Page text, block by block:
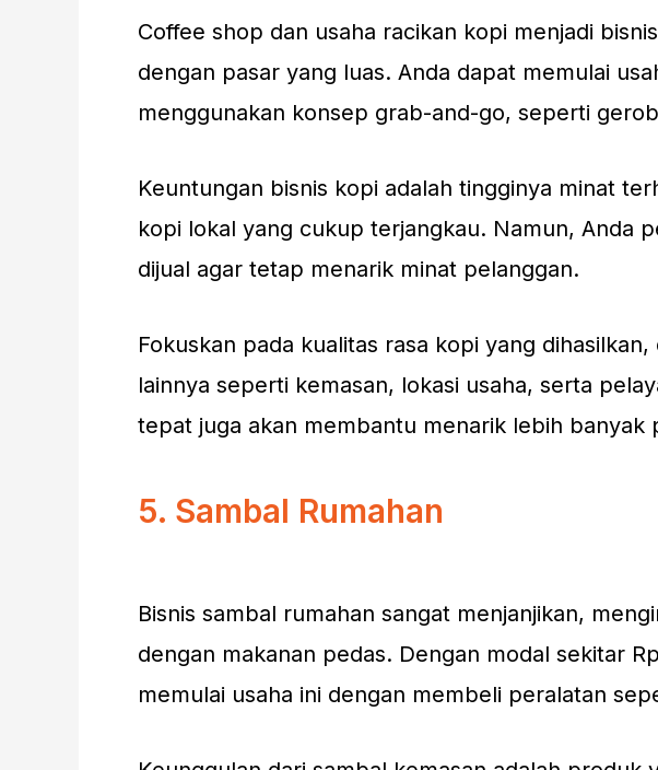
Coffee shop dan usaha racikan kopi menjadi
dengan pasar yang luas. Anda dapat memulai
menggunakan konsep grab-and-go, seperti
Keuntungan bisnis kopi adalah tingginya minat
kopi lokal yang cukup terjangkau. Namun, Anda
dijual agar tetap menarik minat pelanggan.
Fokuskan pada kualitas rasa kopi yang
lainnya seperti kemasan, lokasi usaha, serta
tepat juga akan membantu menarik lebih banyak
5. Sambal Rumahan
Bisnis sambal rumahan sangat menjanjikan,
dengan makanan pedas. Dengan modal sekitar
memulai usaha ini dengan membeli peralatan